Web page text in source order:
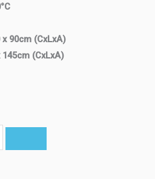
90cm (CxLxA)
145cm (CxLxA)